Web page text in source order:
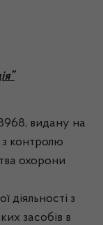
видану на
з контролю
охорони
діяльності з
засобів в